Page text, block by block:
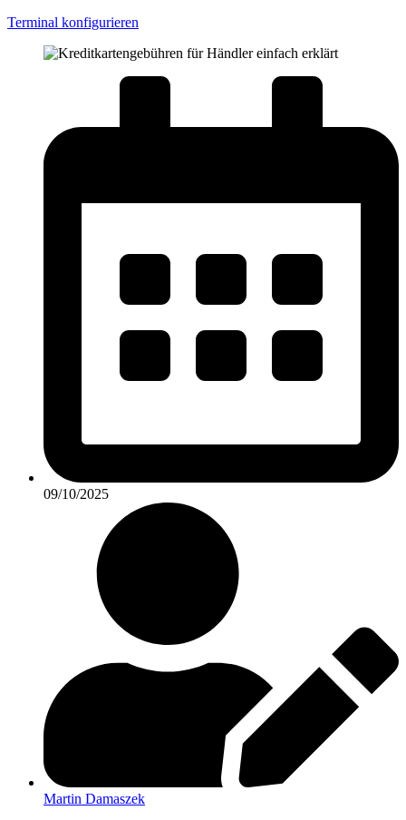
Terminal konfigurieren
09/10/2025
Martin Damaszek